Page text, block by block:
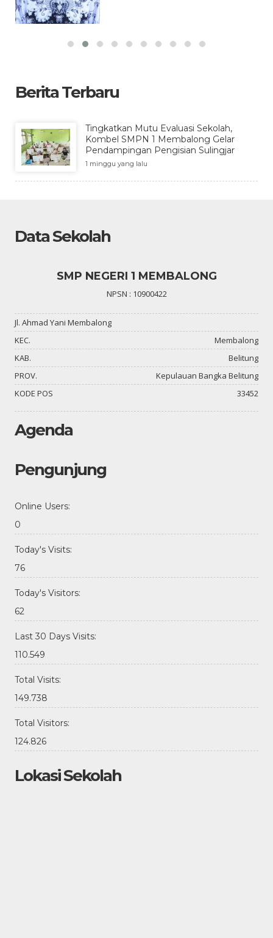
Berita Terbaru
Tingkatkan Mutu Evaluasi Sekolah,
Kombel SMPN 1 Membalong Gelar
Pendampingan Pengisian Sulingjar
1 minggu yang lalu
Data Sekolah
SMP NEGERI 1 MEMBALONG
NPSN : 10900422
Jl. Ahmad Yani Membalong
KEC.
Membalong
KAB.
Belitung
PROV.
Kepulauan Bangka Belitung
KODE POS
33452
Agenda
Pengunjung
Online Users:
0
Today's Visits:
76
Today's Visitors:
62
Last 30 Days Visits:
110.549
Total Visits:
149.738
Total Visitors:
124.826
Lokasi Sekolah